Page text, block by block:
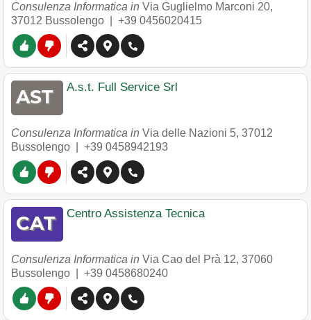
Consulenza Informatica in Via Guglielmo Marconi 20,
37012 Bussolengo +39 0456020415
A.s.t. Full Service Srl
Consulenza Informatica in Via delle Nazioni 5, 37012
Bussolengo
+39 0458942193
Centro Assistenza Tecnica
Consulenza Informatica in Via Cao del Prà 12, 37060
Bussolengo
+39 0458680240